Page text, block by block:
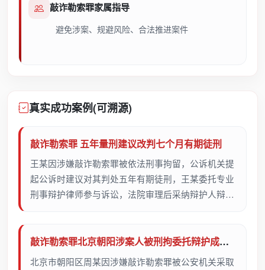
敲诈勒索罪家属指导
避免涉案、规避风险、合法推进案件
真实成功案例(可溯源)
敲诈勒索罪 五年量刑建议改判七个月有期徒刑
王某因涉嫌敲诈勒索罪被依法刑事拘留，公诉机关提
起公诉时建议对其判处五年有期徒刑，王某委托专业
刑事辩护律师参与诉讼，法院审理后采纳辩护人辩护
敲诈勒索罪北京朝阳涉案人被刑拘委托辩护成功取保候审
北京市朝阳区周某因涉嫌敲诈勒索罪被公安机关采取